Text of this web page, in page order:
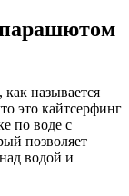
парашютом
называется
это кайтсерфинг
по воде с
позволяет
водой и